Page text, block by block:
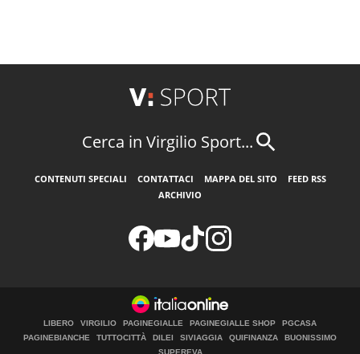
Cerca in Virgilio Sport...
CONTENUTI SPECIALI CONTATTACI MAPPA DEL SITO
FEED RSS
ARCHIVIO
LIBERO VIRGILIO PAGINEGIALLE PAGINEGIALLE SHOP
PGCASA
PAGINEBIANCHE
TUTTOCITTÀ DILEI SIVIAGGIA QUIFINANZA
BUONISSIMO
SUPEREVA